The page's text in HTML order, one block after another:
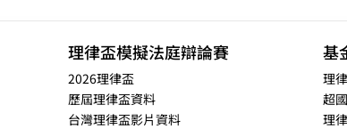
理律盃模擬法庭辯論賽
2026理律盃
歷屆理律盃資料
台灣理律盃影片資料
基
理
超
理